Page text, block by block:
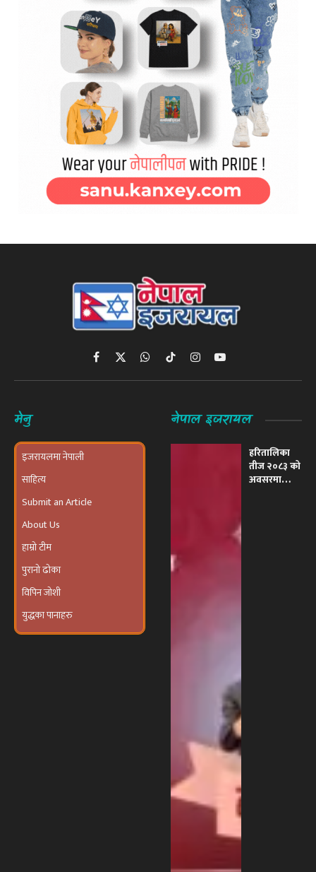
Facebook
X
WhatsAppTikTokInstagramYouTube
मेनु
इजरायलमा नेपाली
साहित्य
Submit an Article
About Us
हाम्रो टीम
पुरानो ढोका
विपिन जोशी
युद्धका पानाहरु
नेपाल इजरायल
हरितालिका
तीज २०८३ को
अवसरमा
इजरायलमा